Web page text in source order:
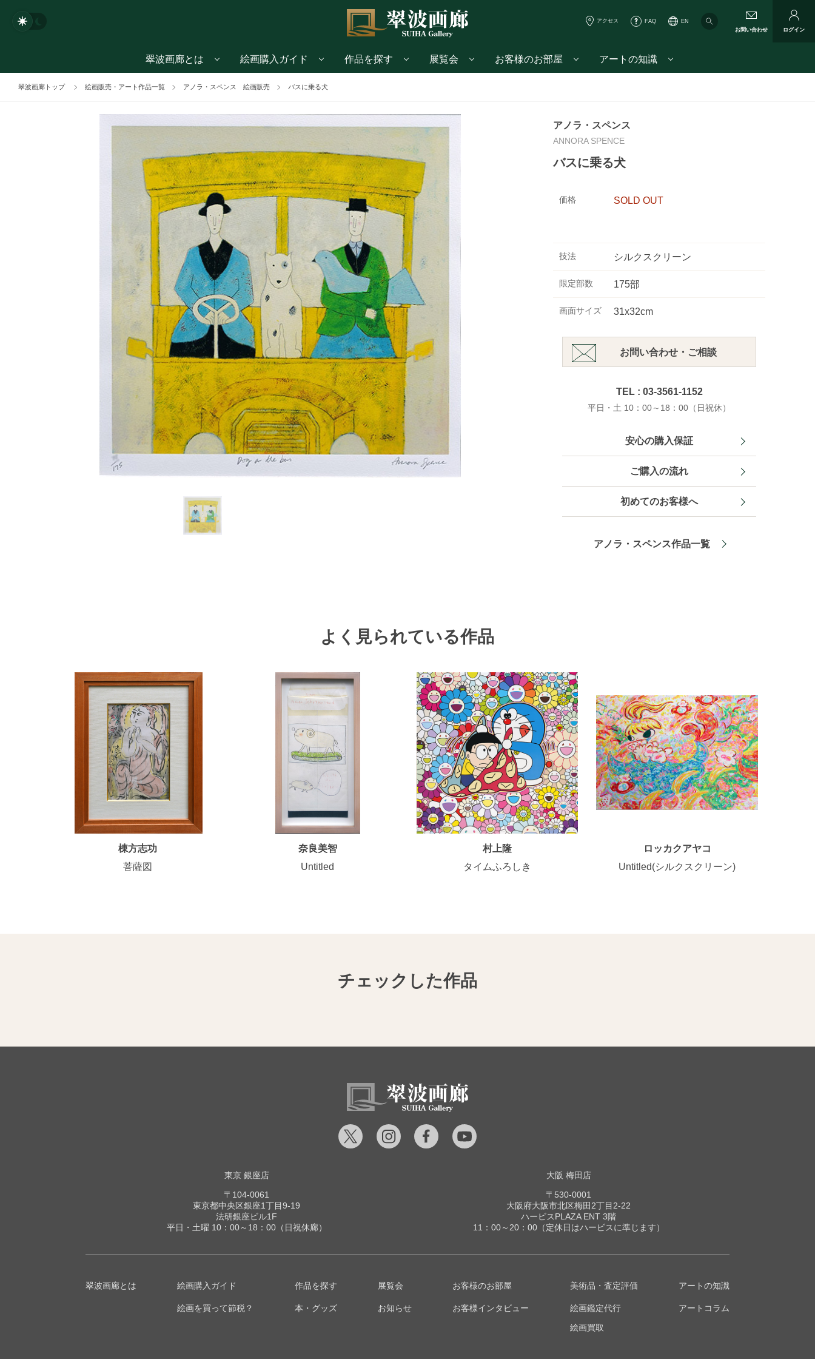
アクセス FAQ
EN
お問い合わせ
ログイン
翠波画廊とは 絵画購入ガイド 作品を探す 展覧会 お客様のお部屋 アートの知識
翠波画廊トップ 絵画販売・アート作品一覧 アノラ・スペンス 絵画販売 バスに乗る犬
アノラ・スペンス
ANNORA SPENCE
バスに乗る犬
価格 SOLD OUT
技法 シルクスクリーン
限定部数 175部
画面サイズ 31x32cm
お問い合わせ・ご相談
TEL : 03-3561-1152
平日・土 10：00～18：00（日祝休）
安心の購入保証
ご購入の流れ
初めてのお客様へ
アノラ・スペンス作品一覧
よく見られている作品
棟方志功
菩薩図
奈良美智
Untitled
村上隆
タイムふろしき
ロッカクアヤコ
Untitled(シルクスクリーン)
チェックした作品
東京 銀座店
〒104-0061
東京都中央区銀座1丁目9-19
法研銀座ビル1F
平日・土曜 10：00～18：00（日祝休廊）
大阪 梅田店
〒530-0001
大阪府大阪市北区梅田2丁目2-22
ハービスPLAZA ENT 3階
11：00～20：00（定休日はハービスに準じます）
翠波画廊とは 絵画購入ガイド
絵画を買って節税？
作品を探す
本・グッズ
展覧会
お知らせ
お客様のお部屋
お客様インタビュー
美術品・査定評価
絵画鑑定代行
絵画買取
アートの知識
アートコラム